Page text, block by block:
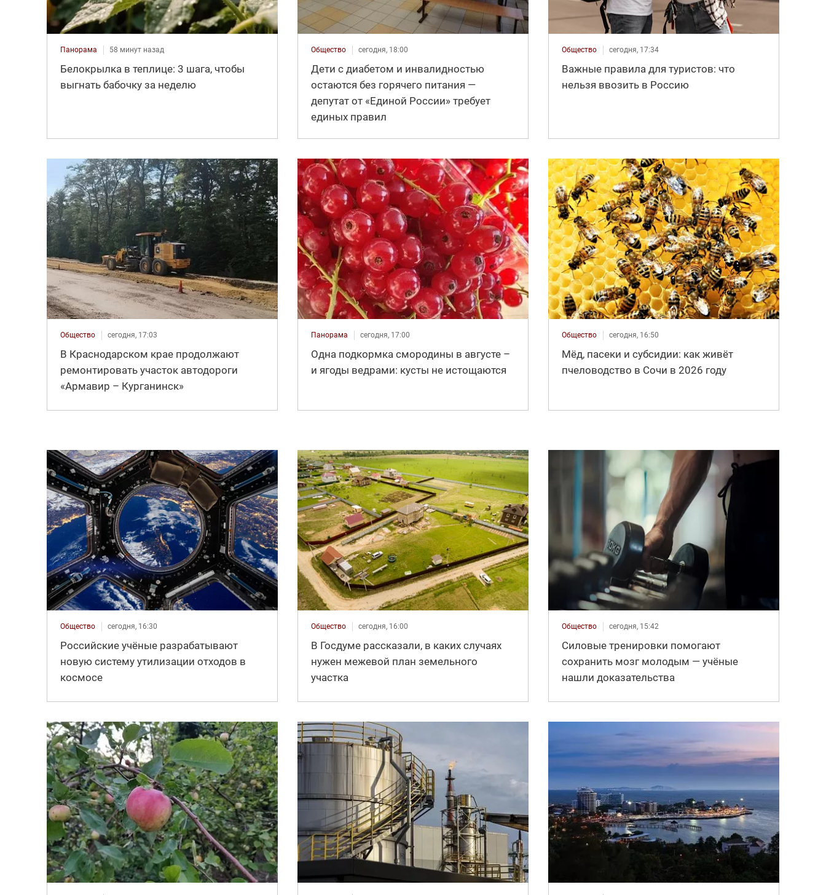
Панорама 58 минут назад
Белокрылка в теплице: 3 шага, чтобы
выгнать бабочку за неделю
Общество сегодня, 18:00
Дети с диабетом и инвалидностью
остаются без горячего питания —
депутат от «Единой России» требует
единых правил
Общество сегодня, 17:34
Важные правила для туристов: что
нельзя ввозить в Россию
Общество сегодня, 17:03
В Краснодарском крае продолжают
ремонтировать участок автодороги
«Армавир – Курганинск»
Панорама сегодня, 17:00
Одна подкормка смородины в августе –
и ягоды ведрами: кусты не истощаются
Общество сегодня, 16:50
Мёд, пасеки и субсидии: как живёт
пчеловодство в Сочи в 2026 году
Общество сегодня, 16:30
Российские учёные разрабатывают
новую систему утилизации отходов в
космосе
Общество сегодня, 16:00
В Госдуме рассказали, в каких случаях
нужен межевой план земельного
участка
Общество сегодня, 15:42
Силовые тренировки помогают
сохранить мозг молодым — учёные
нашли доказательства